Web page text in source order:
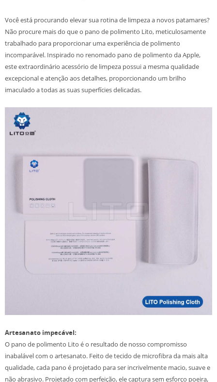
Você está procurando elevar sua rotina de limpeza a novos patamares?
Não procure mais do que o pano de polimento Lito, meticulosamente
trabalhado para proporcionar uma experiência de polimento
incomparável. Inspirado no renomado pano de polimento da Apple,
este extraordinário acessório de limpeza possui a mesma qualidade
excepcional e atenção aos detalhes, proporcionando um brilho
imaculado a todas as suas superfícies delicadas.
Artesanato impecável:
O pano de polimento Lito é o resultado de nosso compromisso
inabalável com o artesanato. Feito de tecido de microfibra da mais alta
qualidade, cada pano é projetado para ser incrivelmente macio, suave e
não abrasivo. Projetado com perfeição, ele captura sem esforço poeira,